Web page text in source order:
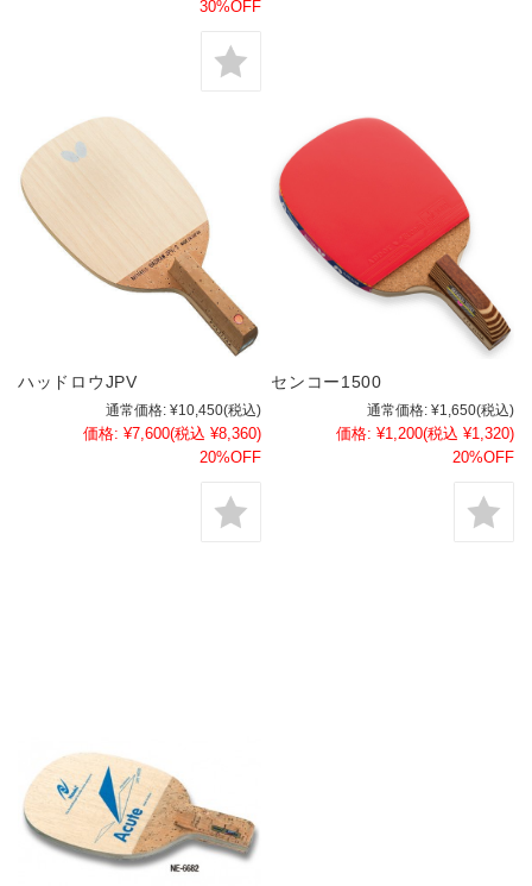
30%OFF
ハッドロウJPV
通常価格: ¥10,450(税込)
価格: ¥7,600(税込 ¥8,360)
20%OFF
センコー1500
通常価格: ¥1,650(税込)
価格: ¥1,200(税込 ¥1,320)
20%OFF